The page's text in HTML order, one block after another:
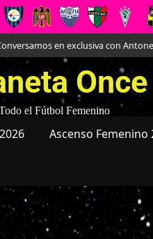
en exclusiva con Antonella
Once
el Fútbol Femenino
Ascenso Femenino